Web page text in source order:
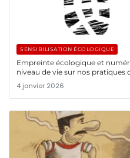
SENSIBILISATION ÉCOLOGIQUE
Empreinte écologique et
niveau de vie sur nos pratiques
4 janvier 2026